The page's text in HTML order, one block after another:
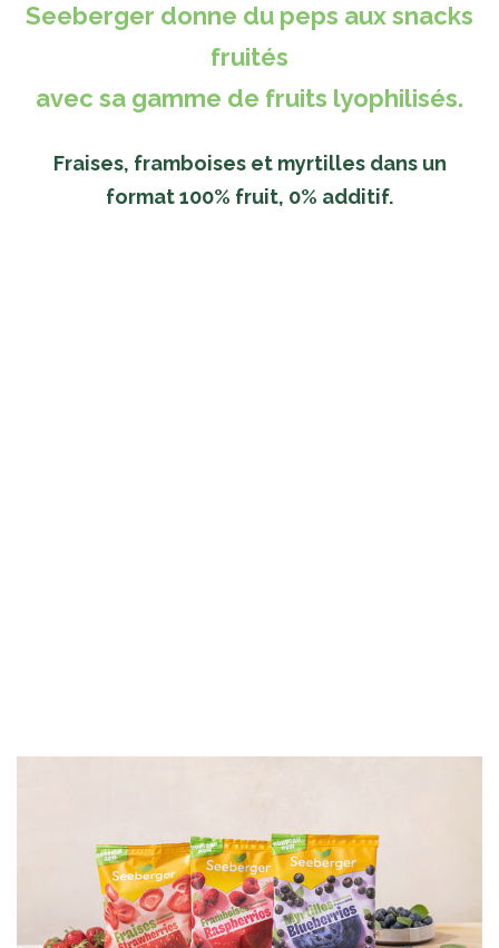
Seeberger donne du peps aux snacks
fruités
avec sa gamme de fruits lyophilisés.
Fraises, framboises et myrtilles dans un
format 100% fruit, 0% additif.